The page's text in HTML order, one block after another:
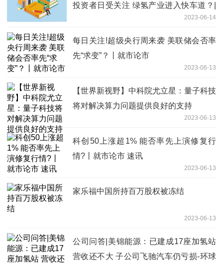
投资者日受关注 绿氢产业进入快车道？|
2023-06-14
每日关注!超级央行周来袭 美联储会否率
先“求变”？丨就市论市
2023-06-13
【世界新视野】中科院尤立星：量子科技
将对解决算力问题提供良好的支持
2023-06-13
科创50上涨超1% 能否率先上演修复行
情?丨就市论市 速讯
2023-06-13
家乐福中国所持百万股权被冻结
2023-06-13
公司问答|美锦能源：已建成17座加氢站
营收还不大 子公司飞驰汽车仍亏损-环球